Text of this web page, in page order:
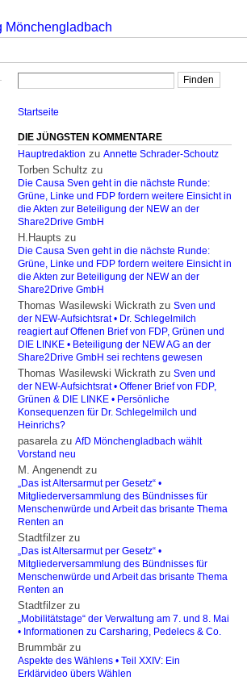
Startseite
DIE JÜNGSTEN KOMMENTARE
Hauptredaktion zu Annette Schrader-Schoutz
Torben Schultz zu
Die Causa Sven geht in die nächste Runde:
Grüne, Linke und FDP fordern weitere Einsicht in
die Akten zur Beteiligung der NEW an der
Share2Drive GmbH
H.Haupts zu
Die Causa Sven geht in die nächste Runde:
Grüne, Linke und FDP fordern weitere Einsicht in
die Akten zur Beteiligung der NEW an der
Share2Drive GmbH
Thomas Wasilewski Wickrath zu Sven und
der NEW-Aufsichtsrat • Dr. Schlegelmilch
reagiert auf Offenen Brief von FDP, Grünen und
DIE LINKE • Beteiligung der NEW AG an der
Share2Drive GmbH sei rechtens gewesen
Thomas Wasilewski Wickrath zu Sven und
der NEW-Aufsichtsrat • Offener Brief von FDP,
Grünen & DIE LINKE • Persönliche
Konsequenzen für Dr. Schlegelmilch und
Heinrichs?
pasarelazu AfD Mönchengladbach wählt
Vorstand neu
M. Angenendt zu
„Das ist Altersarmut per Gesetz“ •
Mitgliederversammlung des Bündnisses für
Menschenwürde und Arbeit das brisante Thema
Renten an
Stadtfilzer zu
„Das ist Altersarmut per Gesetz“ •
Mitgliederversammlung des Bündnisses für
Menschenwürde und Arbeit das brisante Thema
Renten an
Stadtfilzer zu
„Mobilitätstage“ der Verwaltung am 7. und 8. Mai
• Informationen zu Carsharing, Pedelecs & Co.
Brummbär zu
Aspekte des Wählens • Teil XXIV: Ein
Erklärvideo übers Wählen